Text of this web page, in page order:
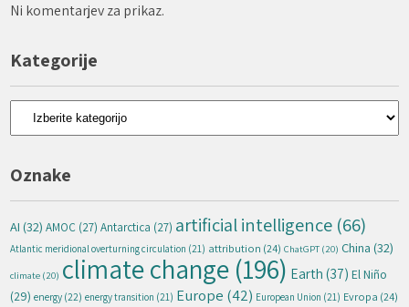
Ni komentarjev za prikaz.
Kategorije
Kategorije
Oznake
AI (32) AMOC (27) Antarctica (27) artificial intelligence (66)
Atlantic meridional overturning circulation (21) attribution (24) ChatGPT (20) China (32)
climate (20) climate change (196) Earth (37) El Niño
(29) energy (22) energy transition (21) Europe (42) European Union (21) Evropa (24)